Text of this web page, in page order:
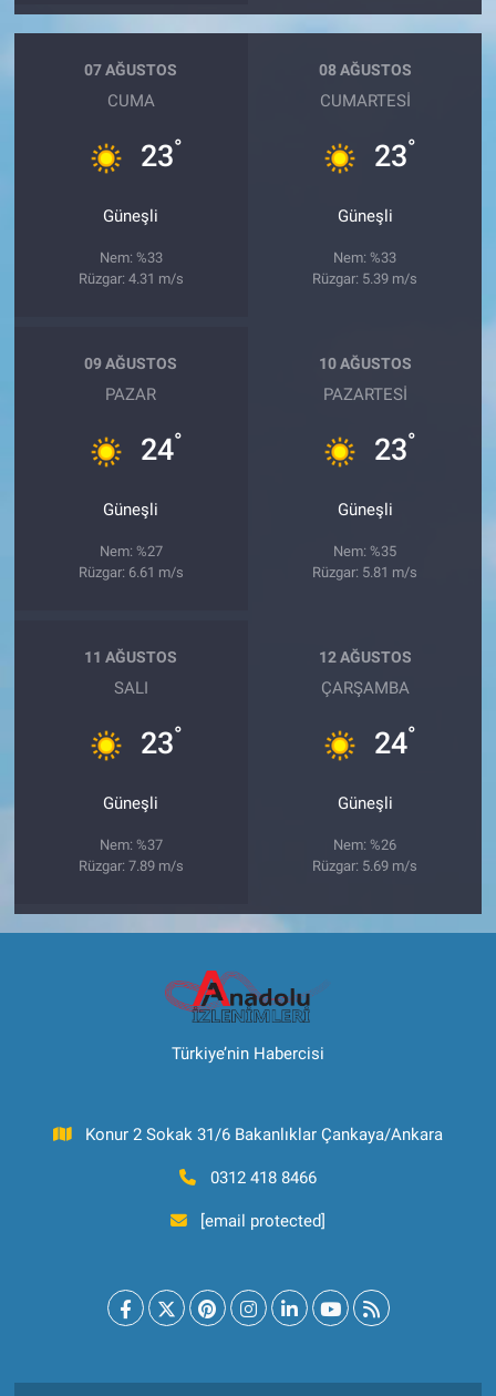
07 AĞUSTOS
CUMA
23°
Güneşli
Nem: %33
Rüzgar: 4.31 m/s
08 AĞUSTOS
CUMARTESI
23°
Güneşli
Nem: %33
Rüzgar: 5.39 m/s
09 AĞUSTOS
PAZAR
24°
Güneşli
Nem: %27
Rüzgar: 6.61 m/s
10 AĞUSTOS
PAZARTESI
23°
Güneşli
Nem: %35
Rüzgar: 5.81 m/s
11 AĞUSTOS
SALI
23°
Güneşli
Nem: %37
Rüzgar: 7.89 m/s
12 AĞUSTOS
ÇARŞAMBA
24°
Güneşli
Nem: %26
Rüzgar: 5.69 m/s
Türkiye’nin Habercisi
Konur 2 Sokak 31/6 Bakanlıklar Çankaya/Ankara
0312 418 8466
[email protected]